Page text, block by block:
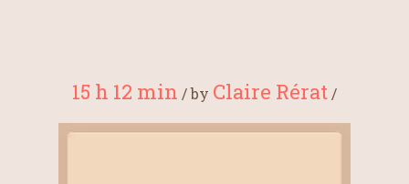
15 h 12 min /by Claire Rérat /